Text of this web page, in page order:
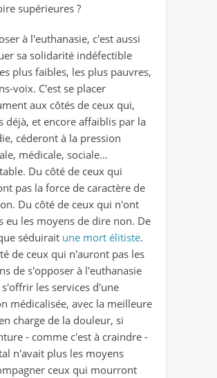
supérieures ?
à l'euthanasie, c'est aussi
sa solidarité indéfectible
plus faibles, les plus pauvres,
voix. C'est se placer
aux côtés de ceux qui,
déjà, et encore affaiblis par la
céderont à la pression
médicale, sociale...
Du côté de ceux qui
pas la force de caractère de
Du côté de ceux qui n'ont
eu les moyens de dire non. De
séduirait une mort élitiste.
de ceux qui n'auront pas les
de s'opposer à l'euthanasie
les services d'une
médicalisée, avec la meilleure
charge de la douleur, si
- comme c'est à craindre -
n'avait plus les moyens
ceux qui mourront